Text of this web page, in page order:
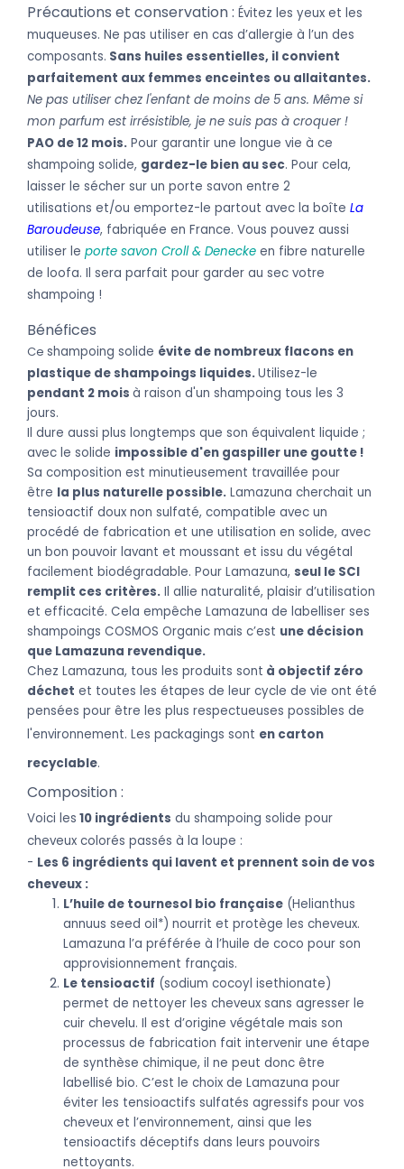
Précautions et conservation : Évitez les yeux et les
muqueuses. Ne pas utiliser en cas d’allergie à l’un des
composants. Sans huiles essentielles, il convient
parfaitement aux femmes enceintes ou allaitantes.
Ne pas utiliser chez l'enfant de moins de 5 ans. Même si
mon parfum est irrésistible, je ne suis pas à croquer !
PAO de 12 mois. Pour garantir une longue vie à ce
shampoing solide, gardez-le bien au sec. Pour cela,
laisser le sécher sur un porte savon entre 2
utilisations et/ou emportez-le partout avec la boîte La
Baroudeuse, fabriquée en France. Vous pouvez aussi
utiliser le porte savon Croll & Denecke en fibre naturelle
de loofa. Il sera parfait pour garder au sec votre
shampoing !
Bénéfices
Ce shampoing solide évite de nombreux flacons en
plastique de shampoings liquides.Utilisez-le
pendant 2 mois à raison d'un shampoing tous les 3
jours.
Il dure aussi plus longtemps que son équivalent liquide ;
avec le solide impossible d'en gaspiller une goutte !
Sa composition est minutieusement travaillée pour
être la plus naturelle possible. Lamazuna cherchait un
tensioactif doux non sulfaté, compatible avec un
procédé de fabrication et une utilisation en solide, avec
un bon pouvoir lavant et moussant et issu du végétal
facilement biodégradable. Pour Lamazuna, seul le SCI
remplit ces critères. Il allie naturalité, plaisir d’utilisation
et efficacité. Cela empêche Lamazuna de labelliser ses
shampoings COSMOS Organic mais c’est une décision
que Lamazuna revendique.
Chez Lamazuna, tous les produits sont à objectif zéro
déchet et toutes les étapes de leur cycle de vie ont été
pensées pour être les plus respectueuses possibles de
l'environnement. Les packagings sont en carton
recyclable.
Composition :
Voici les 10 ingrédients du shampoing solide pour
cheveux colorés passés à la loupe :
- Les 6 ingrédients qui lavent et prennent soin de vos
cheveux :
L’huile de tournesol bio française (Helianthus
annuus seed oil*) nourrit et protège les cheveux.
Lamazuna l’a préférée à l’huile de coco pour son
approvisionnement français.
Le tensioactif (sodium cocoyl isethionate)
permet de nettoyer les cheveux sans agresser le
cuir chevelu. Il est d’origine végétale mais son
processus de fabrication fait intervenir une étape
de synthèse chimique, il ne peut donc être
labellisé bio. C’est le choix de Lamazuna pour
éviter les tensioactifs sulfatés agressifs pour vos
cheveux et l’environnement, ainsi que les
tensioactifs déceptifs dans leurs pouvoirs
nettoyants.